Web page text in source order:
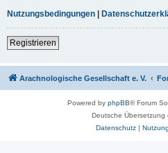
Nutzungsbedingungen |
Registrieren
Arachnologische Gesellschaft e. V.
Powered by phpBB® Forum
Deutsche Übersetzung
Datenschutz|